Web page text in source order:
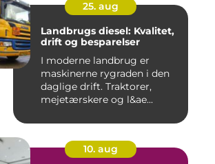
25. aug
Landbrugs diesel: Kvalitet,
drift og besparelser
I moderne landbrug er
maskinerne rygraden i den
daglige drift. Traktorer,
mejetærskere og l&ae...
10. aug